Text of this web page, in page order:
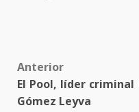
Post
navigation
Anterior
El Pool, líder
Gómez Leyva